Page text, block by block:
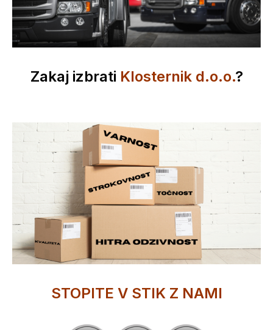
Zakaj izbrati Klosternik d.o.o.?
STOPITE V STIK Z NAMI